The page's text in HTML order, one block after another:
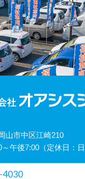
山市中区江崎210
午後7:00（定休日：日
4030